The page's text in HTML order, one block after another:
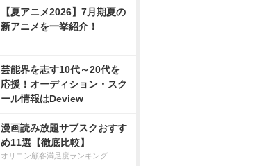
【夏アニメ2026】7月期夏の
新アニメを一挙紹介！
芸能界を志す10代～20代を
応援！オーディション・スク
ール情報はDeview
漫画読み放題サブスクおすす
め11選【徹底比較】
オリコン顧客満足度ランキング